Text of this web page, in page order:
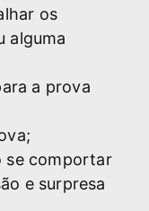
os
alguma
a prova
se comportar
e surpresa